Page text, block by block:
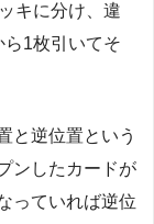
キに分け、違
ら1枚引いてそ
と逆位置という
ンしたカードが
っていれば逆位